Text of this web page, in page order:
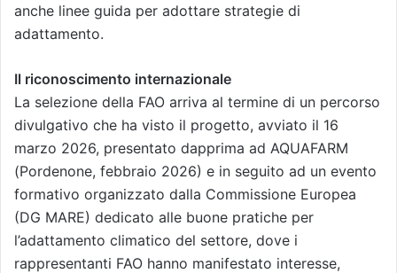
anche linee guida per adottare strategie di
adattamento.
Il riconoscimento internazionale
La selezione della FAO arriva al termine di un percorso
divulgativo che ha visto il progetto, avviato il 16
marzo 2026, presentato dapprima ad AQUAFARM
(Pordenone, febbraio 2026) e in seguito ad un evento
formativo organizzato dalla Commissione Europea
(DG MARE) dedicato alle buone pratiche per
l’adattamento climatico del settore, dove i
rappresentanti FAO hanno manifestato interesse,